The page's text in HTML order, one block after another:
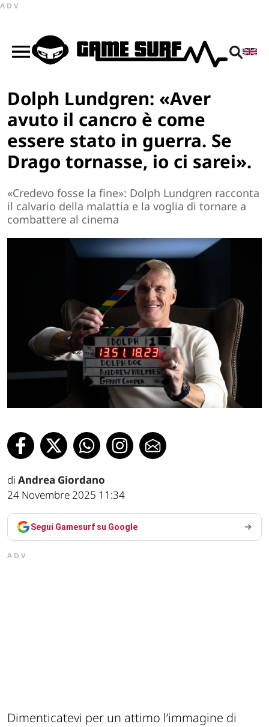
ADV
Dolph Lundgren: «Aver
avuto il cancro è come
essere stato in guerra. Se
Drago tornasse, io ci sarei».
«Credevo fosse la fine»: Dolph Lundgren racconta
il calvario della malattia e la voglia di tornare a
combattere al cinema
di Andrea Giordano
24 Novembre 2025 11:34
Segui Gamesurf su Google
ADV
Dimenticatevi per un attimo l’immagine di